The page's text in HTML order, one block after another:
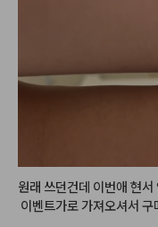
원래 쓰던건데 이번애 현서
이벤트가로 가져오셔서 구